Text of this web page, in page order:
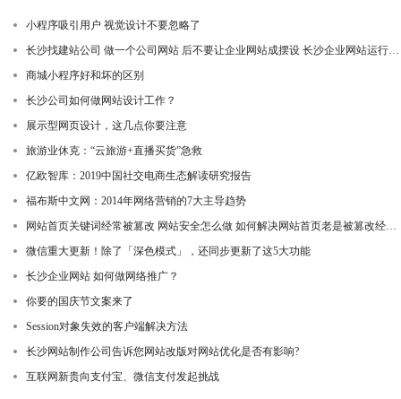
小程序吸引用户 视觉设计不要忽略了
长沙找建站公司 做一个公司网站 后不要让企业网站成摆设 长沙企业网站运行维护
商城小程序好和坏的区别
长沙公司如何做网站设计工作？
展示型网页设计，这几点你要注意
旅游业休克：“云旅游+直播买货”急救
亿欧智库：2019中国社交电商生态解读研究报告
福布斯中文网：2014年网络营销的7大主导趋势
网站首页关键词经常被篡改 网站安全怎么做 如何解决网站首页老是被篡改经常反复被篡改
微信重大更新！除了「深色模式」，还同步更新了这5大功能
长沙企业网站 如何做网络推广？
你要的国庆节文案来了
Session对象失效的客户端解决方法
长沙网站制作公司告诉您网站改版对网站优化是否有影响?
互联网新贵向支付宝、微信支付发起挑战